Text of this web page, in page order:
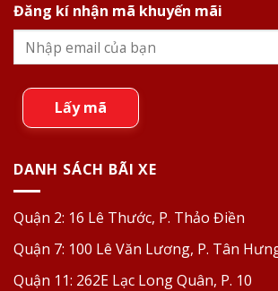
Đăng kí nhận mã khuyến mãi
Lấy mã
DANH SÁCH BÃI XE
Quận 2: 16 Lê Thước, P. Thảo Điền
Quận 7: 100 Lê Văn Lương, P. Tân
Quận 11: 262E Lạc Long Quân, P. 10